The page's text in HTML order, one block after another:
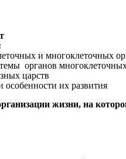
и многоклеточных
органов
царств
их развития
жизни, на